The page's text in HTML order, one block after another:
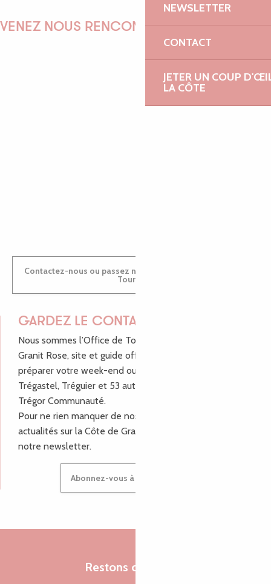
NEWSLETTER
CONTACT
JETER UN COUP
LA CÔTE
VENEZ NOUS RENCONTRER !
EMILIE
Contactez-nous ou passez nous voir dans nos Offices de
Tourisme
GARDEZ LE CONTACT !
Nous sommes l’Office de Tourisme Bretagne - Côte de
Granit Rose, site et guide officiel pour vous aider à
préparer votre week-end ou vos vacances à Lannion,
Trégastel, Tréguier et 53 autres communes de Lannion-
Trégor Communauté.
Pour ne rien manquer de nos bons plans et nos
actualités sur la Côte de Granit Rose, inscrivez-vous à
notre newsletter.
Abonnez-vous à notre newsletter
Restons connectés